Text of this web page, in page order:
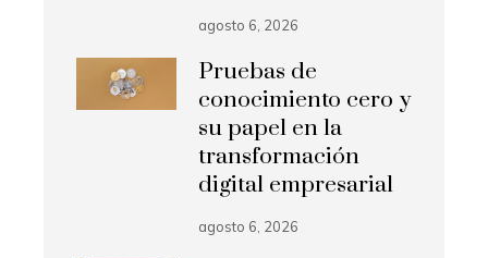
agosto 6, 2026
Pruebas de
conocimiento cero y
su papel en la
transformación
digital empresarial
agosto 6, 2026